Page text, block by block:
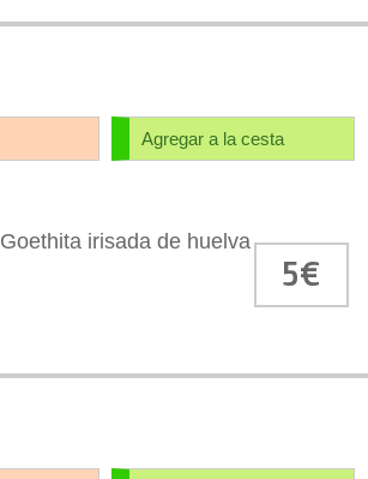
Agregar a la cesta
Goethita irisada de huelva
5€